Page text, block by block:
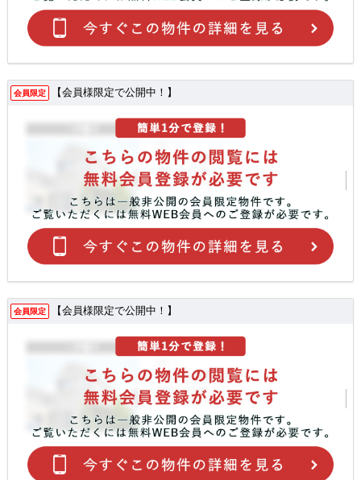
会員限定 【会員様限定で公開中！】
会員限定 【会員様限定で公開中！】